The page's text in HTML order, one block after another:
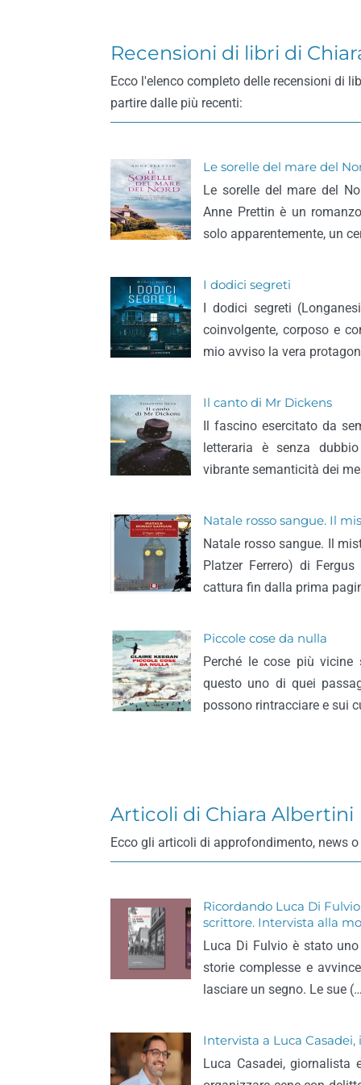
Recensioni di libri di
Ecco l'elenco completo delle recensioni di
partire dalle più recenti:
Le sorelle del mare del
Le sorelle del mare del
Anne Prettin è un
solo apparentemente, un
I dodici segreti
I dodici segreti
coinvolgente, corposo e
mio avviso la vera
Il canto di Mr Dickens
Il fascino esercitato da
letteraria è senza
vibrante semanticità dei
Natale rosso sangue. Il
Natale rosso sangue. Il
Platzer Ferrero) di
cattura fin dalla prima
Piccole cose da nulla
Perché le cose più
questo uno di quei
possono rintracciare e sui
Articoli di Chiara Albertini
Ecco gli articoli di approfondimento, news
Ricordando Luca Di
scrittore. Intervista alla
Luca Di Fulvio è stato
storie complesse e
lasciare un segno. Le sue
Intervista a Luca Casadei,
Luca Casadei, giornalista